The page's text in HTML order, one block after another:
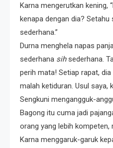
Karna mengerutkan kening,
kenapa dengan dia?
sederhana.”
Durna menghela napas
sederhana sihsederhana.
perih mata! Setiap rapat,
malah ketiduran. Usul saya,
Sengkuni mengangguk-
Bagong itu cuma jadi
orang yang lebih kompeten,
Karna menggaruk-garuk